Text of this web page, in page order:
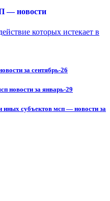
— новости
которых истекает в
за сентябрь-26
новости за январь-29
иных субъектов мсп — новости за